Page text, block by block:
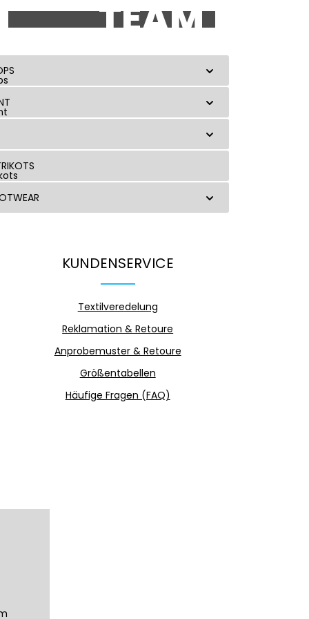
TEAM
CREATOR
KUNDENSERVICE
Textilveredelung
Reklamation & Retoure
Anprobemuster & Retoure
Größentabellen
Häufige Fragen (FAQ)